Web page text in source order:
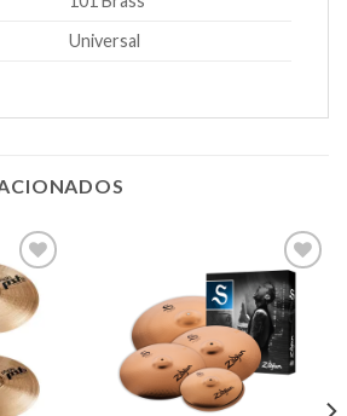
Universal
Añadir
lista de
deseos
Añadir
a la
lista de
deseos